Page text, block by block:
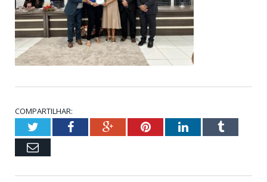
COMPARTILHAR:
TwitterFacebookGoogle+PinterestLinkedInTumblr
Email